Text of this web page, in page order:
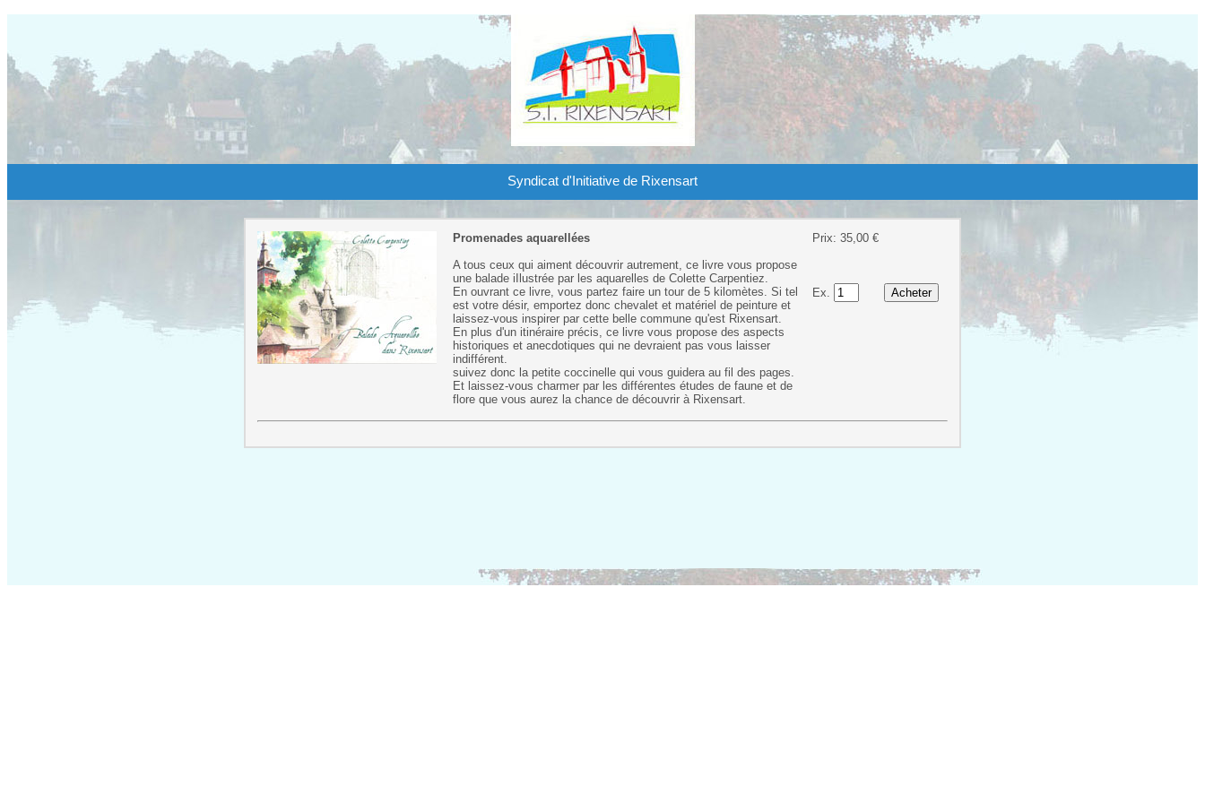
Syndicat d'Initiative de Rixensart
Promenades aquarellées
A tous ceux qui aiment découvrir autrement, ce livre vous propose
une balade iIlustrée par les aquarelles de Colette Carpentiez.
En ouvrant ce livre, vous partez faire un tour de 5 kilomètes. Si tel
est votre désir, emportez donc chevalet et matériel de peinture et
laissez-vous inspirer par cette belle commune qu'est Rixensart.
En plus d'un itinéraire précis, ce livre vous propose des aspects
historiques et anecdotiques qui ne devraient pas vous laisser
indifférent.
suivez donc la petite coccinelle qui vous guidera au fil des pages.
Et laissez-vous charmer par les différentes études de faune et de
flore que vous aurez la chance de découvrir à Rixensart.
Prix: 35,00 €
Ex.